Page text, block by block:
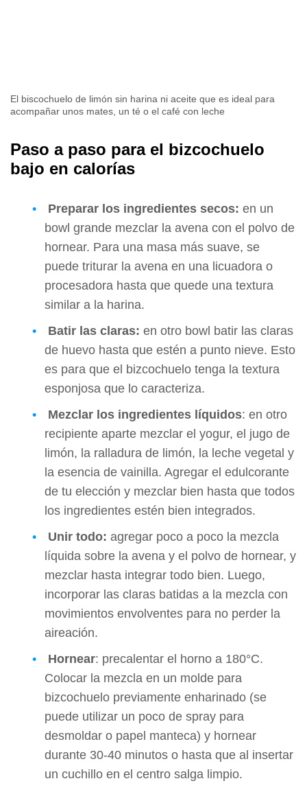
El biscochuelo de limón sin harina ni aceite que es ideal para
acompañar unos mates, un té o el café con leche
Paso a paso para el bizcochuelo
bajo en calorías
Preparar los ingredientes secos: en un
bowl grande mezclar la avena con el polvo de
hornear. Para una masa más suave, se
puede triturar la avena en una licuadora o
procesadora hasta que quede una textura
similar a la harina.
Batir las claras: en otro bowl batir las claras
de huevo hasta que estén a punto nieve. Esto
es para que el bizcochuelo tenga la textura
esponjosa que lo caracteriza.
Mezclar los ingredientes líquidos: en otro
recipiente aparte mezclar el yogur, el jugo de
limón, la ralladura de limón, la leche vegetal y
la esencia de vainilla. Agregar el edulcorante
de tu elección y mezclar bien hasta que todos
los ingredientes estén bien integrados.
Unir todo: agregar poco a poco la mezcla
líquida sobre la avena y el polvo de hornear, y
mezclar hasta integrar todo bien. Luego,
incorporar las claras batidas a la mezcla con
movimientos envolventes para no perder la
aireación.
Hornear: precalentar el horno a 180°C.
Colocar la mezcla en un molde para
bizcochuelo previamente enharinado (se
puede utilizar un poco de spray para
desmoldar o papel manteca) y hornear
durante 30-40 minutos o hasta que al insertar
un cuchillo en el centro salga limpio.